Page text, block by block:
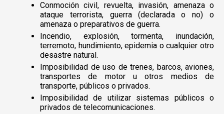
Conmoción civil, revuelta, invasión, amenaza o
ataque terrorista, guerra (declarada o no) o
amenaza o preparativos de guerra.
Incendio, explosión, tormenta, inundación,
terremoto, hundimiento, epidemia o cualquier otro
desastre natural.
Imposibilidad de uso de trenes, barcos, aviones,
transportes de motor u otros medios de
transporte, públicos o privados.
Imposibilidad de utilizar sistemas públicos o
privados de telecomunicaciones.